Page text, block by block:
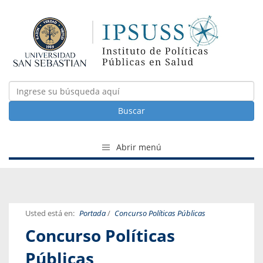
Buscar
Abrir menú
Usted está en: Portada/ Concurso Políticas Públicas
Concurso Políticas
Públicas